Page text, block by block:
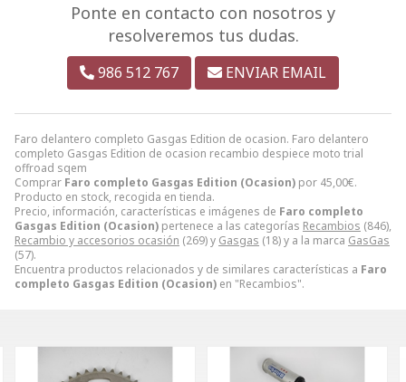
Faro delantero completo Gasgas Edition de ocasion. Faro delantero
completo Gasgas Edition de ocasion recambio despiece moto trial
offroad sqem
Comprar Faro completo Gasgas Edition (Ocasion) por 45,00€.
Producto en stock, recogida en tienda.
Precio, información, características e imágenes de Faro completo
Gasgas Edition (Ocasion) pertenece a las categorías Recambios (846),
Recambio y accesorios ocasión (269) y Gasgas (18) y a la marca GasGas
(57).
Encuentra productos relacionados y de similares características a Faro
completo Gasgas Edition (Ocasion) en "Recambios".
Ponte en contacto con nosotros y
resolveremos tus dudas.
986 512 767 ENVIAR EMAIL